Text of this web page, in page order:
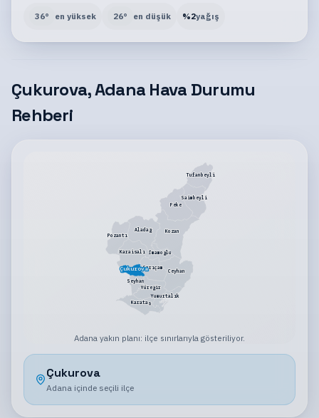
36° en yüksek 26° en düşük %2yağış
Çukurova, Adana Hava Durumu
Rehberi
Aladağ
Ceyhan
Feke
İmamoğlu
Karaisalı
Karataş
Kozan
Pozantı
Saimbeyli
Sarıçam
Seyhan
Tufanbeyli
Yumurtalık
Yüreğir
Çukurova
Adana yakın planı: ilçe sınırlarıyla gösteriliyor.
Çukurova
Adana içinde seçili ilçe